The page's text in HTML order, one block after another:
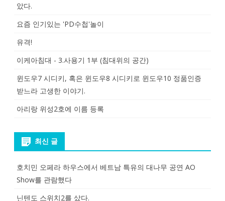
았다.
요즘 인기있는 'PD수첩'놀이
유격!
이케아침대 - 3.사용기 1부 (침대위의 공간)
윈도우7 시디키, 혹은 윈도우8 시디키로 윈도우10 정품인증
받느라 고생한 이야기.
아리랑 위성2호에 이름 등록
최신 글
호치민 오페라 하우스에서 베트남 특유의 대나무 공연 AO
Show를 관람했다
닌텐도 스위치2를 샀다.